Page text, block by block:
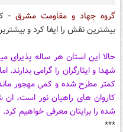
گروه جهاد و مقاومت مشرق -
بیشترین نقش را ایفا کرد و
حالا این استان هر ساله پذیرای
شهدا و ایثارگران را گرامی
کمتر مطرح شده و کمی مهجور مانده
کاروان های راهیان نور است،
شده را برایتان معرفی خواهیم کرد.
***